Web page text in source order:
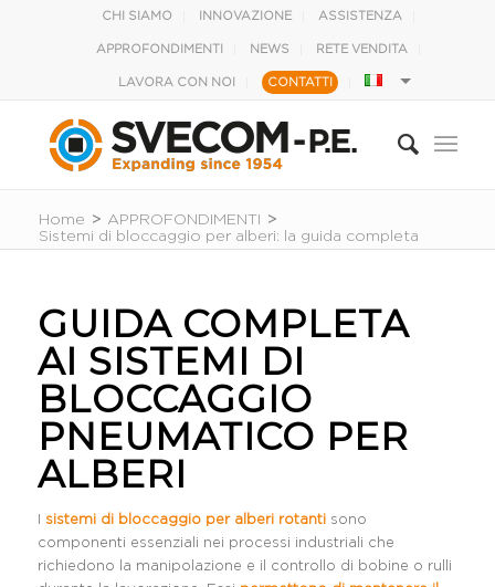
CHI SIAMO INNOVAZIONE ASSISTENZA
APPROFONDIMENTI NEWS RETE VENDITA
LAVORA CON NOI CONTATTI
Home > APPROFONDIMENTI
>
Sistemi di bloccaggio per alberi: la guida completa
GUIDA COMPLETA
AI SISTEMI DI
BLOCCAGGIO
PNEUMATICO PER
ALBERI
sistemi di bloccaggio per alberi rotantisono
componenti essenziali nei processi industriali che
richiedono la manipolazione e il controllo di bobine o rulli